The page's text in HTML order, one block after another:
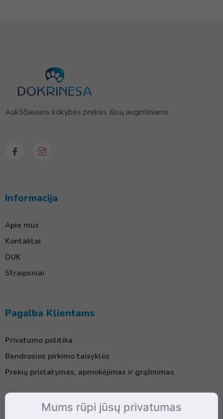
Aukščiausios kokybės prekės Jūsų augintiniams.
Informacija
Apie mus
Kontaktai
DUK
Straipsniai
Pagalba Klientams
Privatumo politika
Bendrosios pirkimo taisyklės
Prekių pristatymas, apmokėjimas ir grąžinimas
KontaktaiMums rūpi jūsų privatumas